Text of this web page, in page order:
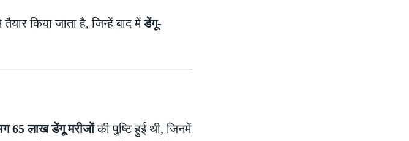
किया जाता है, जिन्हें बाद मेंडेंगू-
65 लाख डेंगू मरीजोंकी पुष्टि हुई थी, जिनमें